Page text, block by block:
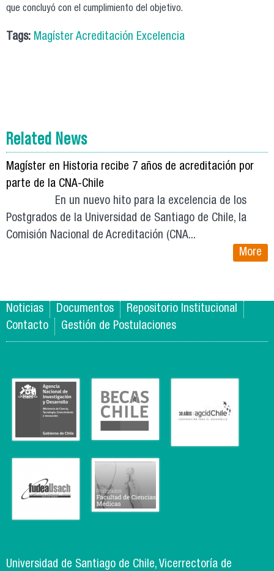
que concluyó con el cumplimiento del objetivo.
Tags: Magíster Acreditación Excelencia
Related News
Magíster en Historia recibe 7 años de acreditación por
parte de la CNA-Chile
En un nuevo hito para la excelencia de los
Postgrados de la Universidad de Santiago de Chile, la
Comisión Nacional de Acreditación (CNA...
More
Noticias Documentos
Repositorio Institucional
Contacto
Gestión de Postulaciones
Universidad de Santiago de Chile, Vicerrectoría de